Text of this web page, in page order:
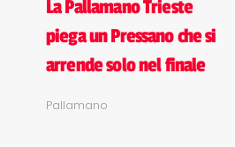
La Pallamano Trieste
piega un Pressano che si
arrende solo nel finale
Pallamano